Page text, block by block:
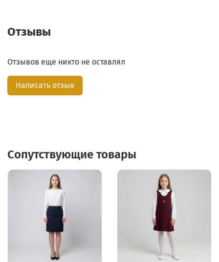
Отзывы
Отзывов еще никто не оставлял
Написать отзыв
Сопутствующие товары